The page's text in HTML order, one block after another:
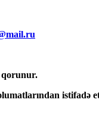
istifadə